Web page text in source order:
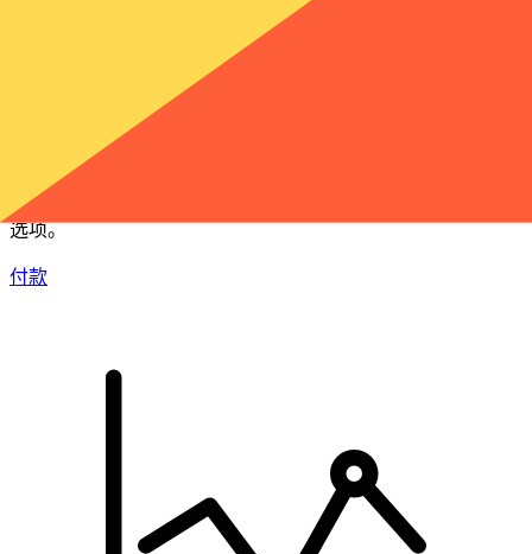
XE 国际汇款
快捷安全地在线汇款。实时跟踪和通知外加灵活的交付和付款
选项。
付款